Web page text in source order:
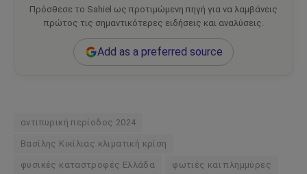
Πρόσθεσε το Sahiel ως προτιμώμενη πηγή για να λαμβάνεις
πρώτος τις σημαντικότερες ειδήσεις και αναλύσεις.
Add as a preferred source
αντιπυρική περίοδος 2024
Βασίλης Κικίλιας κλιματική κρίση
φυσικές καταστροφές Ελλάδα φωτιές και πλημμύρες